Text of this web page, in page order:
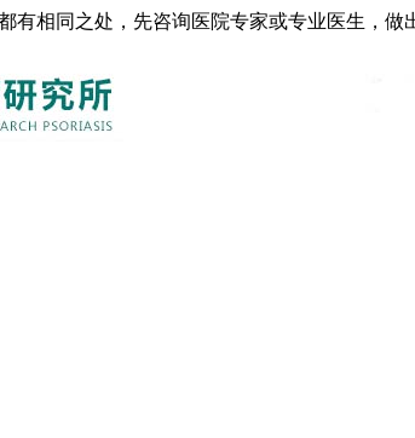
有相同之处，先咨询医院专家或专业医生，做